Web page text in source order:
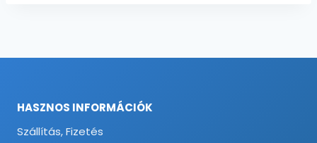
HASZNOS INFORMÁCIÓK
Szállítás, Fizetés